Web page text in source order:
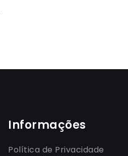
Informações
Política de Privacidade